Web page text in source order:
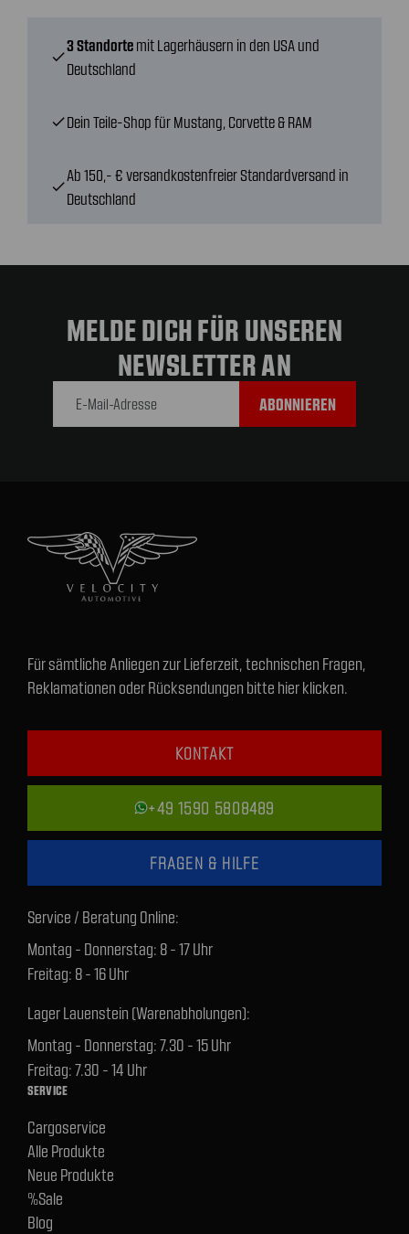
check
3 Standorte mit Lagerhäusern in den USA und
Deutschland
checkDein Teile-Shop für Mustang, Corvette & RAM
check
Ab 150,- € versandkostenfreier Standardversand in
Deutschland
MELDE DICH FÜR UNSEREN
NEWSLETTER AN
Für sämtliche Anliegen zur Lieferzeit, technischen Fragen,
Reklamationen oder Rücksendungen bitte hier klicken.
KONTAKT
+49 1590 5808489
FRAGEN & HILFE
Service / Beratung Online:
Montag - Donnerstag: 8 - 17 Uhr
Freitag: 8 - 16 Uhr
Lager Lauenstein (Warenabholungen):
Montag - Donnerstag: 7.30 - 15 Uhr
Freitag: 7.30 - 14 Uhr
SERVICE
Cargoservice
Alle Produkte
Neue Produkte
%Sale
Blog